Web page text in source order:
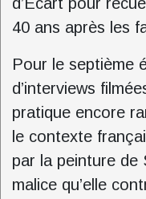
40 ans après les
Pour le septième
d’interviews
pratique encore
le contexte
par la peinture de
malice qu’elle